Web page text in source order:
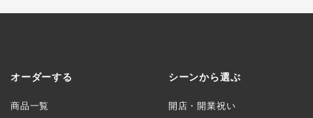
オーダーする
商品一覧
シーンから選ぶ
開店・開業祝い